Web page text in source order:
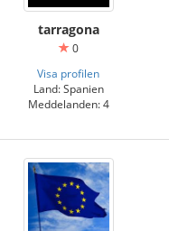
tarragona
0
Visa profilen
Land: Spanien
Meddelanden: 4